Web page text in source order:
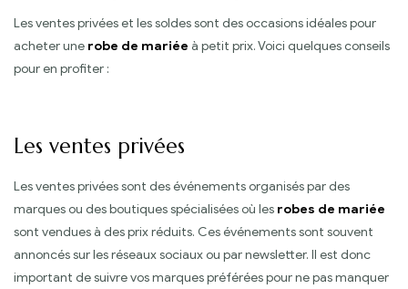
Les ventes privées et les soldes sont des occasions idéales pour
acheter une robe de mariée à petit prix. Voici quelques conseils
pour en profiter :
Les ventes privées
Les ventes privées sont des événements organisés par des
marques ou des boutiques spécialisées où les robes de mariée
sont vendues à des prix réduits. Ces événements sont souvent
annoncés sur les réseaux sociaux ou par newsletter. Il est donc
important de suivre vos marques préférées pour ne pas manquer